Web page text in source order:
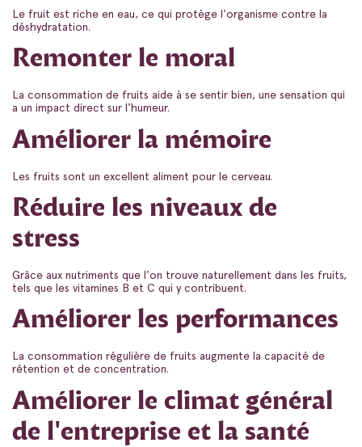
Le fruit est riche en eau, ce qui protège l'organisme contre la
déshydratation.
Remonter le moral
La consommation de fruits aide à se sentir bien, une sensation qui
a un impact direct sur l'humeur.
Améliorer la mémoire
Les fruits sont un excellent aliment pour le cerveau.
Réduire les niveaux de
stress
Grâce aux nutriments que l'on trouve naturellement dans les fruits,
tels que les vitamines B et C qui y contribuent.
Améliorer les performances
La consommation régulière de fruits augmente la capacité de
rétention et de concentration.
Améliorer le climat général
de l'entreprise et la santé